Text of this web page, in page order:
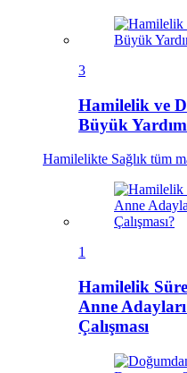
3
Hamilelik ve
Büyük
Hamilelikte Sağlık tüm
1
Hamilelik
Anne
Çalışması